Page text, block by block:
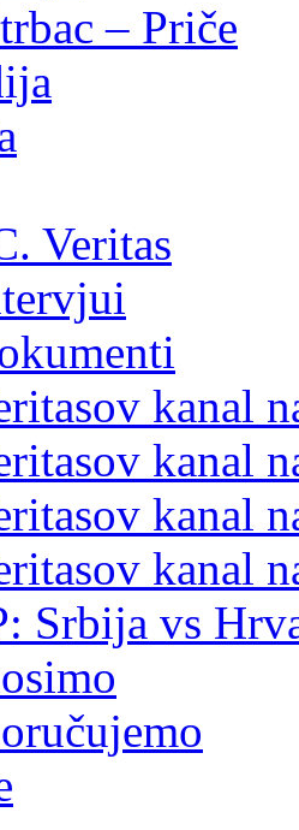
– Priče
Veritas
kanal
kanal
kanal
kanal
Srbija vs